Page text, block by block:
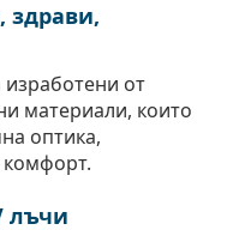
здрави,
от
материали, които
оптика,
лъчи